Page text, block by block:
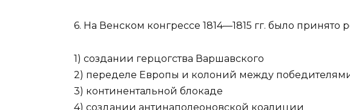
6. На Венском конгрессе 1814—1815 гг. было принято
1) создании герцогства Варшавского
2) переделе Европы и колоний между
3) континентальной блокаде
4) создании антинаполеоновской коалиции